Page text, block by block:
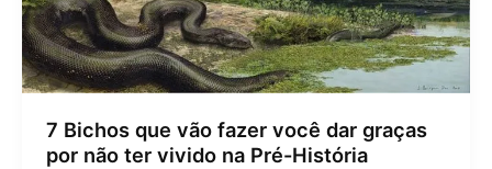
7 Bichos que vão fazer você dar graças
por não ter vivido na Pré-História